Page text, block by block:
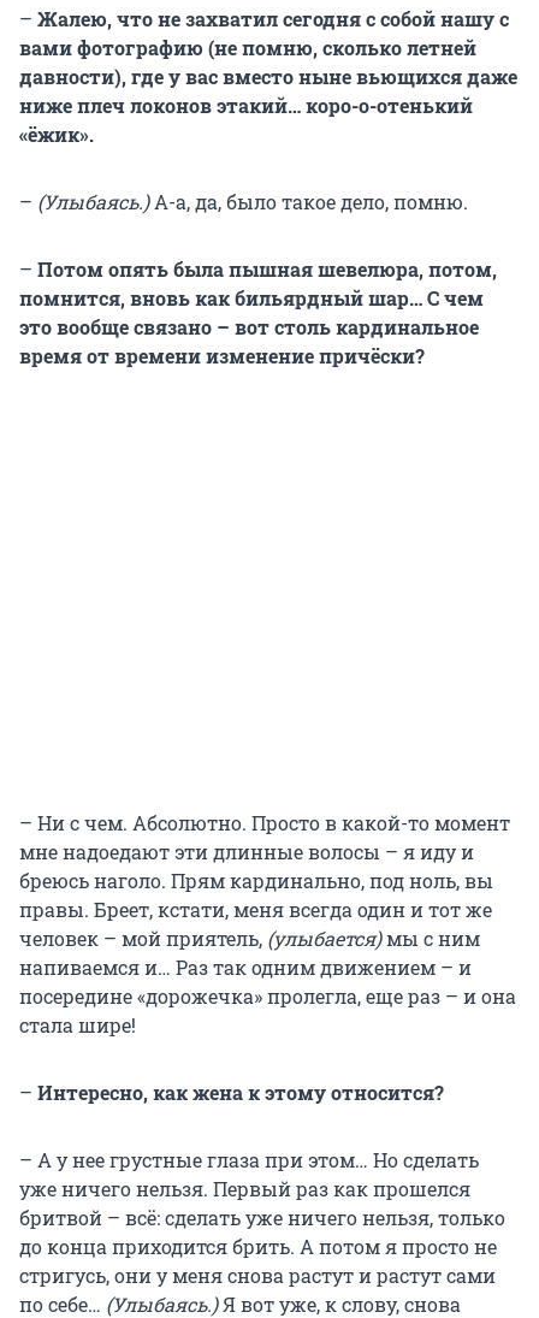
– Жалею, что не захватил сегодня с собой нашу с
вами фотографию (не помню, сколько летней
давности), где у вас вместо ныне вьющихся даже
ниже плеч локонов этакий… коро-о-отенький
«ёжик».
– (Улыбаясь.)А-а, да, было такое дело, помню.
– Потом опять была пышная шевелюра, потом,
помнится, вновь как бильярдный шар… С чем
это вообще связано – вот столь кардинальное
время от времени изменение причёски?
– Ни с чем. Абсолютно. Просто в какой-то момент
мне надоедают эти длинные волосы – я иду и
бреюсь наголо. Прям кардинально, под ноль, вы
правы. Бреет, кстати, меня всегда один и тот же
человек – мой приятель, (улыбается)мы с ним
напиваемся и… Раз так одним движением – и
посередине «дорожечка» пролегла, еще раз – и она
стала шире!
– Интересно, как жена к этому относится?
– А у нее грустные глаза при этом… Но сделать
уже ничего нельзя. Первый раз как прошелся
бритвой – всё: сделать уже ничего нельзя, только
до конца приходится брить. А потом я просто не
стригусь, они у меня снова растут и растут сами
по себе… (Улыбаясь.)Я вот уже, к слову, снова